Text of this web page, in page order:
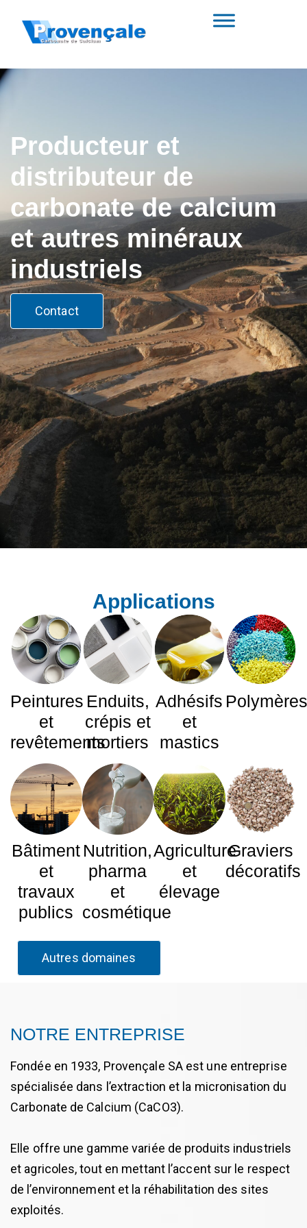
Producteur et
distributeur de
carbonate de calcium
et autres minéraux
industriels
Contact
Applications
Peintures
et
revêtements
Enduits,
crépis et
mortiers
Adhésifs
et
mastics
Polymères
Bâtiment
et
travaux
publics
Nutrition,
pharma
et
cosmétique
Agriculture
et
élevage
Graviers
décoratifs
Autres domaines
NOTRE ENTREPRISE
Fondée en 1933, Provençale SA est une entreprise
spécialisée dans l’extraction et la micronisation du
Carbonate de Calcium (CaCO3).
Elle offre une gamme variée de produits industriels
et agricoles, tout en mettant l’accent sur le respect
de l’environnement et la réhabilitation des sites
exploités.